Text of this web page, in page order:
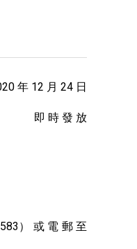
年 12 月 24 日
即 時 發 放
） 或 電 郵 至